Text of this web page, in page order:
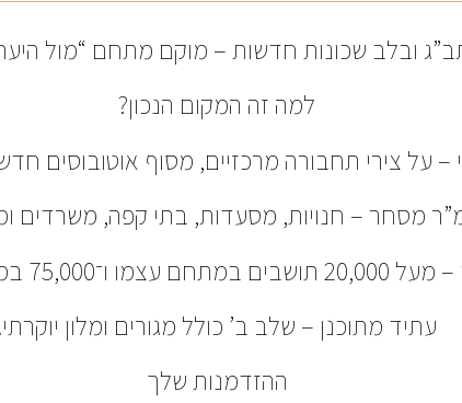
ובלב שכונות חדשות – מוקם מתחם “מול
למה זה המקום הנכון?
על צירי תחבורה מרכזיים, מסוף אוטובוסים חדש
ו־75,000 במעגל הקרוב.
עתיד מתוכנן – שלב ב’ כולל מגורים ומלון יוקרתי.
ההזדמנות שלך